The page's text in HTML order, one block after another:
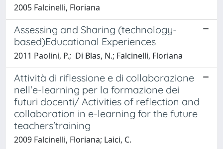
2005 Falcinelli, Floriana
Assessing and Sharing (technology-
based)Educational Experiences
2011 Paolini, P.; Di Blas, N.; Falcinelli, Floriana
Attività di riflessione e di collaborazione
nell'e-learning per la formazione dei
futuri docenti/ Activities of reflection and
collaboration in e-learning for the future
teachers'training
2009 Falcinelli, Floriana; Laici, C.